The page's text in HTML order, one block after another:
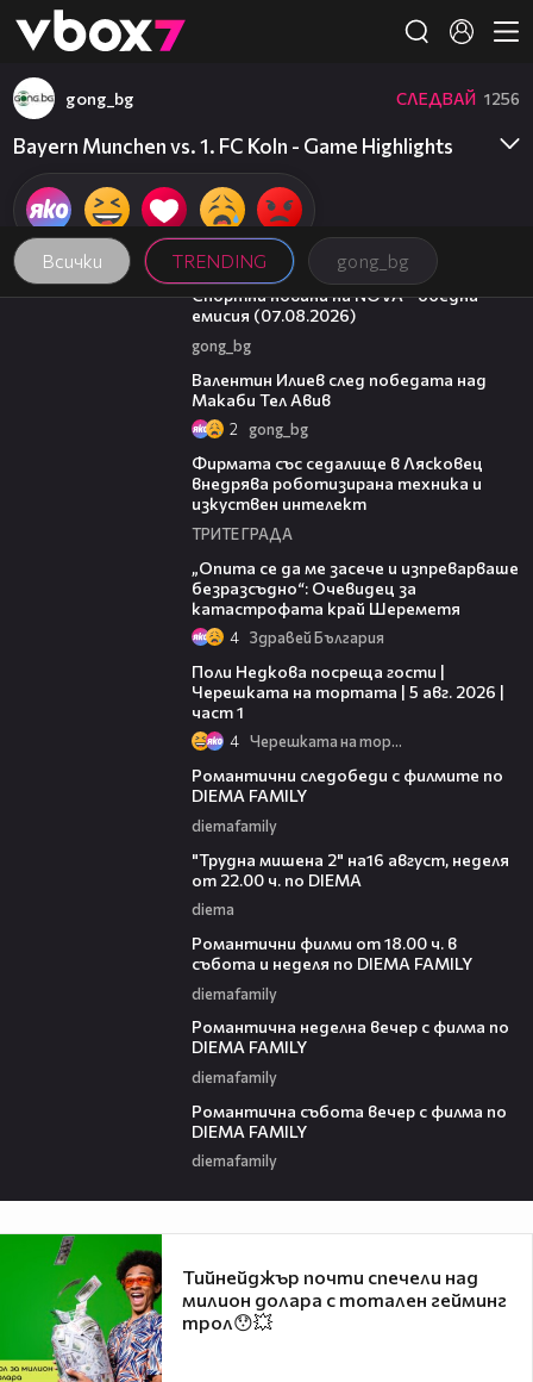
👾
Всички TRENDING gong_bg
gong_bg СЛЕДВАЙ 1256
Bayern Munchen vs. 1. FC Koln - Game Highlights
04:03
Спортни новини на NOVA - обедна
емисия (07.08.2026)
gong_bg
Валентин Илиев след победата над
Макаби Тел Авив
2 gong_bg
Фирмата със седалище в Лясковец
внедрява роботизирана техника и
изкуствен интелект
ТРИТЕ ГРАДА
„Опита се да ме засече и изпреварваше
безразсъдно“: Очевидец за
катастрофата край Шереметя
4 Здравей България
Поли Недкова посреща гости |
Черешката на тортата | 5 авг. 2026 |
част 1
4 Черешката на тортата
Романтични следобеди с филмите по
DIEMA FAMILY
diemafamily
"Трудна мишена 2" на16 август, неделя
от 22.00 ч. по DIEMA
diema
Романтични филми от 18.00 ч. в
събота и неделя по DIEMA FAMILY
diemafamily
Романтичнa неделна вечер с филма по
DIEMA FAMILY
diemafamily
Романтичнa събота вечер с филма по
DIEMA FAMILY
diemafamily
Тийнейджър почти спечели над
милион долара с тотален гейминг
трол😯💥